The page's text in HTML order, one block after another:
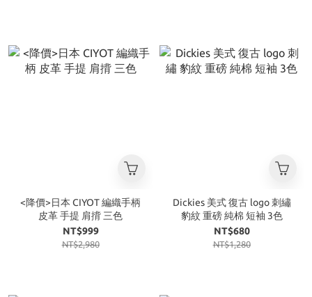
<降價>日本 CIYOT 編織手柄
皮革 手提 肩揹 三色
NT$999
NT$2,980
Dickies 美式 復古 logo 刺繡
豹紋 重磅 純棉 短袖 3色
NT$680
NT$1,280